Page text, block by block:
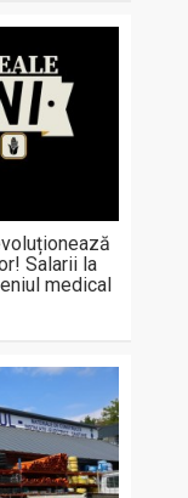
Salarii la
medical